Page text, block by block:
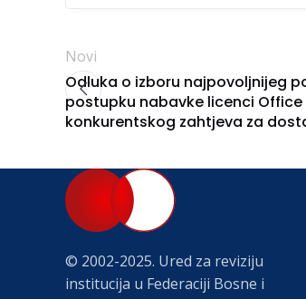
Novi
Odluka o izboru najpovoljnijeg
postupku nabavke licenci
konkurentskog zahtjeva za
© 2002-2025. Ured za reviziju
institucija u Federaciji Bosne i